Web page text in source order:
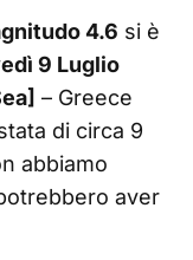
4.6 si è
9 Luglio
– Greece
di circa 9
abbiamo
aver